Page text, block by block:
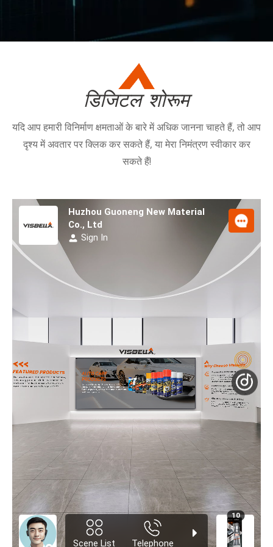
डिजिटल शोरूम
यदि आप हमारी विनिर्माण क्षमताओं के बारे में अधिक जानना चाहते हैं, तो आप
दृश्य में अवतार पर क्लिक कर सकते हैं, या मेरा निमंत्रण स्वीकार कर
सकते हैं!